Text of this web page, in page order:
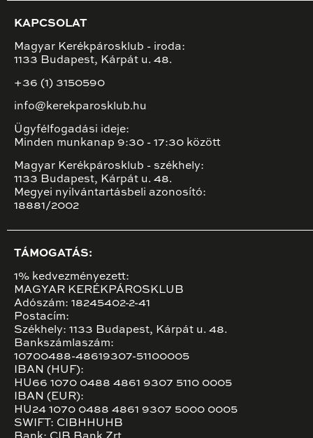
KAPCSOLAT
Magyar Kerékpárosklub - iroda:
1133 Budapest, Kárpát u. 48.
+36 (1) 3150590
info@kerekparosklub.hu
Ügyfélfogadási ideje:
Minden munkanap 9:30 - 17:30 között
Magyar Kerékpárosklub - székhely:
1133 Budapest, Kárpát u. 48.
Megyei nyilvántartásbeli azonosító:
18881/2002
TÁMOGATÁS:
1% kedvezményezett:
MAGYAR KERÉKPÁROSKLUB
Adószám: 18245402-2-41
Postacím:
Székhely: 1133 Budapest, Kárpát u. 48.
Bankszámlaszám:
10700488-48619307-51100005
IBAN (HUF):
HU66 1070 0488 4861 9307 5110 0005
IBAN (EUR):
HU24 1070 0488 4861 9307 5000 0005
SWIFT: CIBHHUHB